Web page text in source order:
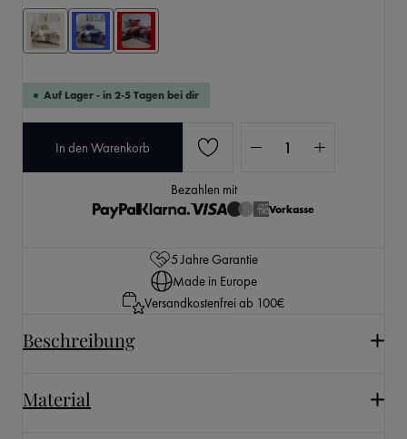
Auf Lager - in 2-5 Tagen bei dir
In den Warenkorb
Bezahlen mit
Vorkasse
5 Jahre Garantie
Made in Europe
Versandkostenfrei ab 100€
Beschreibung
Material